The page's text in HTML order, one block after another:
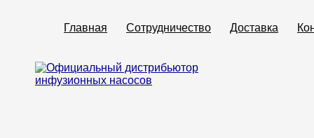
Главная Сотрудничество Доставка